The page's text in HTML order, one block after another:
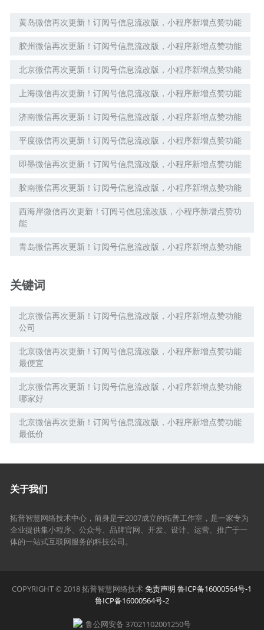
黄岛微信再次更新！订阅号信息流改版，小程序新增点赞功能
胶州微信再次更新！订阅号信息流改版，小程序新增点赞功能
北京微信再次更新！订阅号信息流改版，小程序新增点赞功能
上海微信再次更新！订阅号信息流改版，小程序新增点赞功能
济南微信再次更新！订阅号信息流改版，小程序新增点赞功能
平度微信再次更新！订阅号信息流改版，小程序新增点赞功能
即墨微信再次更新！订阅号信息流改版，小程序新增点赞功能
胶南微信再次更新！订阅号信息流改版，小程序新增点赞功能
西海岸微信再次更新！订阅号信息流改版，小程序新增点赞功
能
青岛微信再次更新！订阅号信息流改版，小程序新增点赞功能
关键词
北京微信再次更新！订阅号信息流改版，小程序新增点赞功能
公司
北京微信再次更新！订阅号信息流改版，小程序新增点赞功能
最便宜
北京微信再次更新！订阅号信息流改版，小程序新增点赞功能
哪家好
北京微信再次更新！订阅号信息流改版，小程序新增点赞功能
最低价
关于我们
拓普智慧网络技术中心，前身是于2007成立的拓普工作室，是一家专为
企业提供集小程序、公众号、品牌官网、开发、设计、运营、推广于一
体的一站式互联网服务的科技公司。
COPYRIGHT © 2018 拓普智慧网络技术免责声明 鲁ICP备16000564号-1
鲁ICP备16000564号-2
鲁公网安备 37021102001250号